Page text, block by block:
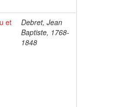
et
Debret, Jean
Baptiste, 1768-
1848